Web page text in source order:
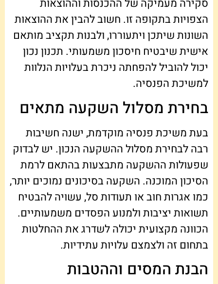
סקירה מעמיקה של ההכנסות וההוצאות
הצפויות בתקופה זו. חשוב להבין את ההוצאות
השונות שיתכן ויתעוררו, ולבנות תקציב מותאם
אישית שיבטיח חיסכון משמעותי. תכנון נכון
יכול להוביל להפחתה ניכרת בעלויות הנלוות
למשיכת הפנסיה.
בחירת מסלול השקעה מתאים
בעת משיכת פנסיה מוקדמת, ישנה חשיבות
רבה לבחירת מסלול ההשקעה הנכון. יש לבדוק
שפעולות ההשקעה מתבצעות בהתאם לרמת
הסיכון המוכנה. השקעה בסיכונים נמוכים יותר,
כמו אגרות חוב או תעודות סל, עשויה להבטיח
תשואות יציבות ולמנוע הפסדים משמעותיים.
הכוונה מקצועית יכולה לשדרג את ההחלטות
בתחום זה ולצמצם עלויות עתידיות.
הבנת המסים וההטבות